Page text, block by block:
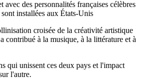
avec des personnalités françaises célèbres
installées aux États-Unis
croisée de la créativité artistique
contribué à la musique, à la littérature et à
qui unissent ces deux pays et l'impact
l'autre.